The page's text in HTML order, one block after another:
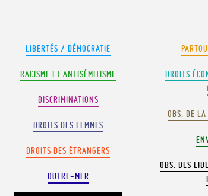
LIBERTÉS / DÉMOCRATIE
RACISME ET ANTISÉMITISME
DISCRIMINATIONS
DROITS DES FEMMES
DROITS DES ÉTRANGERS
OUTRE-MER
DROITS
OBS. DE LA
OBS. DES